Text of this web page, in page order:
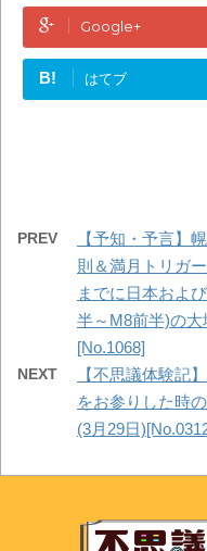
Google+
B! はてブ
PREV
【予知・予言】
則＆満月トリガ
までに日本およ
半～M8前半)の
[No.1068]
NEXT
【不思議体験記
をお参りした時
(3月29日